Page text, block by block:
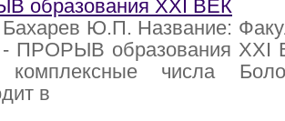
образования XXI ВЕК
Ю.П. Название:
ПРОРЫВ образования XXI
числа
в